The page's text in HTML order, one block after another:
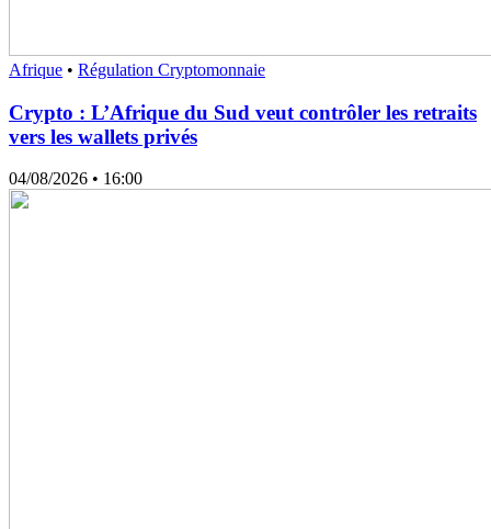
Afrique • Régulation Cryptomonnaie
Crypto : L’Afrique du Sud veut contrôler les retraits
vers les wallets privés
04/08/2026 • 16:00